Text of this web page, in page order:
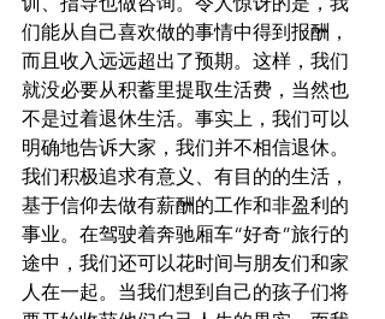
们能从自己喜欢做的事情中得到报酬，
而且收入远远超出了预期。这样，我们
就没必要从积蓄里提取生活费，当然也
不是过着退休生活。事实上，我们可以
明确地告诉大家，我们并不相信退休。
我们积极追求有意义、有目的的生活，
基于信仰去做有薪酬的工作和非盈利的
事业。在驾驶着奔驰厢车“好奇”旅行的
途中，我们还可以花时间与朋友们和家
人在一起。当我们想到自己的孩子们将